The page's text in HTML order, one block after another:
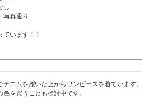
し
写真通り
ています！！
デニムを履いた上からワンピースを着ています。
を買うことも検討中です。